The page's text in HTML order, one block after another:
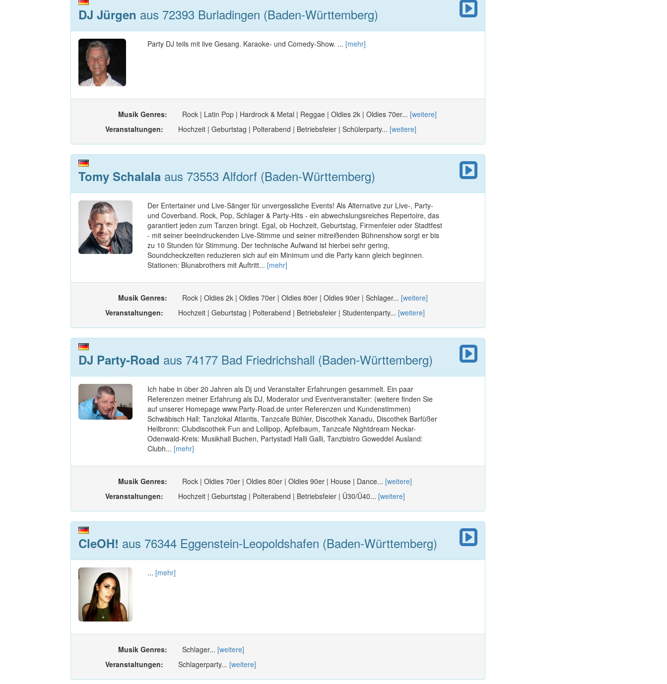
DJ Jürgen aus 72393 Burladingen (Baden-Württemberg)
Party DJ teils mit live Gesang. Karaoke- und Comedy-Show. ... [mehr]
Musik Genres: Rock | Latin Pop | Hardrock & Metal | Reggae | Oldies 2k | Oldies 70er... [weitere]
Veranstaltungen:
Hochzeit | Geburtstag | Polterabend | Betriebsfeier | Schülerparty... [weitere]
Tomy Schalala aus 73553 Alfdorf (Baden-Württemberg)
Der Entertainer und Live-Sänger für unvergessliche Events! Als Alternative zur Live-, Party-
und Coverband. Rock, Pop, Schlager & Party-Hits - ein abwechslungsreiches Repertoire, das
garantiert jeden zum Tanzen bringt. Egal, ob Hochzeit, Geburtstag, Firmenfeier oder Stadtfest
- mit seiner beeindruckenden Live-Stimme und seiner mitreißenden Bühnenshow sorgt er bis
zu 10 Stunden für Stimmung. Der technische Aufwand ist hierbei sehr gering,
Soundcheckzeiten reduzieren sich auf ein Minimum und die Party kann gleich beginnen.
Stationen: Blunabrothers mit Auftritt... [mehr]
Musik Genres: Rock | Oldies 2k | Oldies 70er | Oldies 80er | Oldies 90er | Schlager... [weitere]
Veranstaltungen:
Hochzeit | Geburtstag | Polterabend | Betriebsfeier | Studentenparty... [weitere]
DJ Party-Road aus 74177 Bad Friedrichshall (Baden-Württemberg)
Ich habe in über 20 Jahren als Dj und Veranstalter Erfahrungen gesammelt. Ein paar
Referenzen meiner Erfahrung als DJ, Moderator und Eventveranstalter: (weitere finden Sie
auf unserer Homepage www.Party-Road.de unter Referenzen und Kundenstimmen)
Schwäbisch Hall: Tanzlokal Atlantis, Tanzcafe Bühler, Discothek Xanadu, Discothek Barfüßer
Heilbronn: Clubdiscothek Fun and Lollipop, Apfelbaum, Tanzcafe Nightdream Neckar-
Odenwald-Kreis: Musikhall Buchen, Partystadl Halli Galli, Tanzbistro Goweddel Ausland:
Clubh... [mehr]
Musik Genres: Rock | Oldies 70er | Oldies 80er | Oldies 90er | House | Dance... [weitere]
Veranstaltungen:
Hochzeit | Geburtstag | Polterabend | Betriebsfeier | Ü30/Ü40... [weitere]
CleOH! aus 76344 Eggenstein-Leopoldshafen (Baden-Württemberg)
... [mehr]
Musik Genres: Schlager... [weitere]
Veranstaltungen:
Schlagerparty... [weitere]